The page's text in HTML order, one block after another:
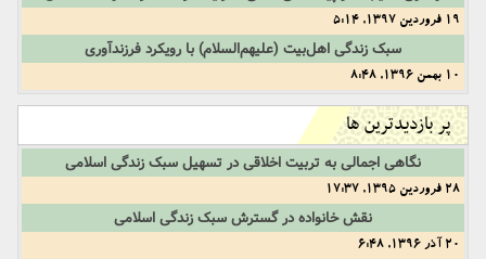
19 فروردین 1397, 5:14
سبک زندگی اهل‌بیت (علیهم‌السلام) با رویکرد فرزند‌آوری
10 بهمن 1396, 8:48
پر بازدیدترین ها
نگاهی اجمالی به تربیت اخلاقی در تسهیل سبک زندگی اسلامی
28 فروردین 1395, 17:37
نقش خانواده در گسترش سبک زندگی اسلامی
20 آذر 1396, 6:48